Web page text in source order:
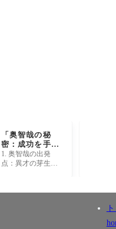
「奥智哉の秘
密：成功を手に
した異才の知ら
れざる人生と
1. 奥智哉の出発
点：異才の芽生え
彼の華やかな成功